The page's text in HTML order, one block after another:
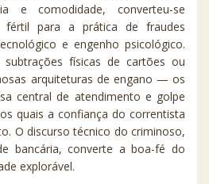
e comodidade, converteu-se
para a prática de fraudes
e engenho psicológico.
físicas de cartões ou
arquiteturas de engano — os
central de atendimento e golpe
quais a confiança do correntista
O discurso técnico do criminoso,
bancária, converte a boa-fé do
explorável.